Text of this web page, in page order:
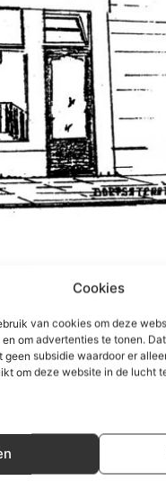
Cookies
van cookies om deze
om advertenties te tonen.
subsidie waardoor er
om deze website in de lucht